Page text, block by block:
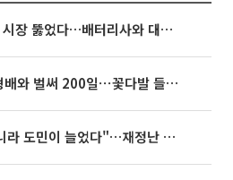
포스코퓨처엠, LFP 시장 뚫었다…배터리사와 대규모 장기 공급 합의
아옳이, 한의사 김형배와 벌써 200일⋯꽃다발 들고 "프러포즈 아냐"
추미애 "복지가 아니라 도민이 늘었다"…재정난 책임론 정면돌파